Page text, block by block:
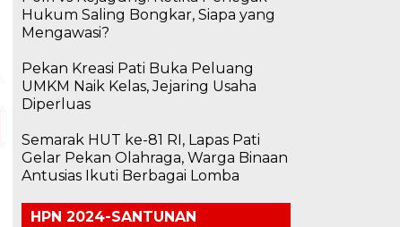
Hukum Saling Bongkar, Siapa yang
Mengawasi?
Pekan Kreasi Pati Buka Peluang
UMKM Naik Kelas, Jejaring Usaha
Diperluas
Semarak HUT ke-81 RI, Lapas Pati
Gelar Pekan Olahraga, Warga Binaan
Antusias Ikuti Berbagai Lomba
HPN 2024-SANTUNAN